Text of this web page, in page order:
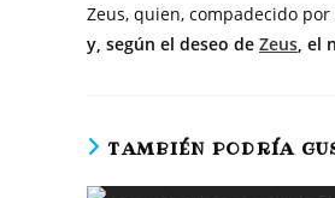
Zeus, quien, compadecido
y, según el deseo de Zeus ,
TAMBIÉN PODRÍA